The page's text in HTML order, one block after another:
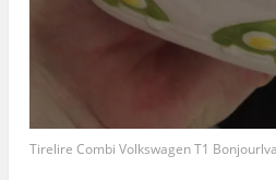
Tirelire Combi Volkswagen T1